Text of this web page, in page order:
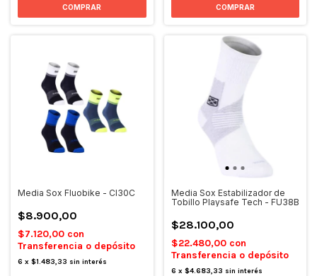
Media Sox Fluobike - CI30C
$8.900,00
$7.120,00 con
Transferencia o depósito
6 x $1.483,33 sin interés
Media Sox Estabilizador de
Tobillo Playsafe Tech - FU38B
$28.100,00
$22.480,00 con
Transferencia o depósito
6 x $4.683,33 sin interés